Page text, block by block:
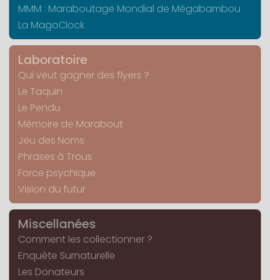
MMM : Maraboutage Mondial de Mégabambou
La MagoClock
Laboratoire
Qui veut gagner des flyers ?
Le Taquin
Le Pendu
Mémoire de Marabout
Jeu des Noms
Phrases à Trous
Force psychique
Vision du futur
Miscellanées
Comment les collectionner ?
Enquête Surnaturelle
Les Donateurs